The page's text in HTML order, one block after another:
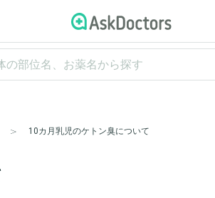
10カ月乳児のケトン臭について